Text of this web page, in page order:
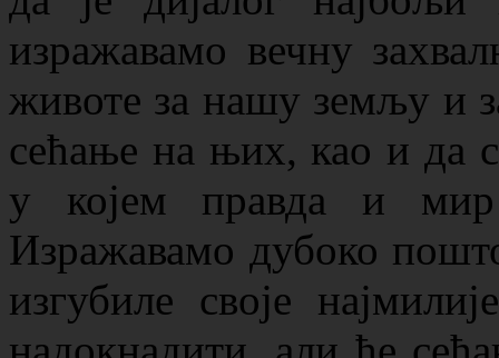
изражавамо вечну
животе за нашу земљу и
сећање на њих, као и да
у којем правда и мир
Изражавамо дубоко
изгубиле своје